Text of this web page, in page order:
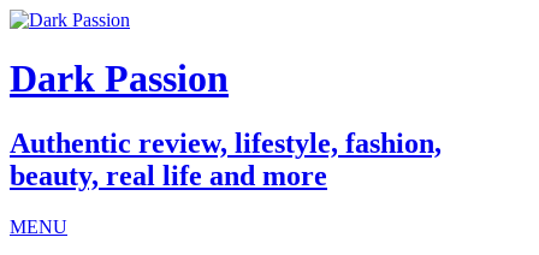
Dark Passion
Authentic review, lifestyle, fashion,
beauty, real life and more
MENU